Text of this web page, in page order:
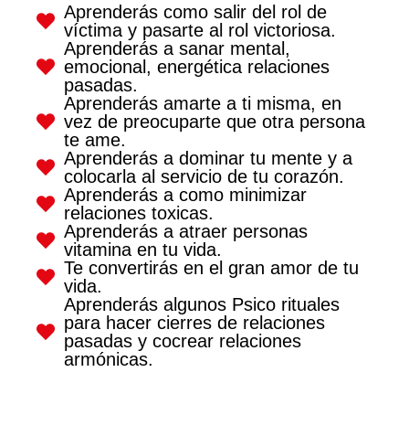
Aprenderás como salir del rol de
víctima y pasarte al rol victoriosa.
Aprenderás a sanar mental,
emocional, energética relaciones
pasadas.
Aprenderás amarte a ti misma, en
vez de preocuparte que otra persona
te ame.
Aprenderás a dominar tu mente y a
colocarla al servicio de tu corazón.
Aprenderás a como minimizar
relaciones toxicas.
Aprenderás a atraer personas
vitamina en tu vida.
Te convertirás en el gran amor de tu
vida.
Aprenderás algunos Psico rituales
para hacer cierres de relaciones
pasadas y cocrear relaciones
armónicas.